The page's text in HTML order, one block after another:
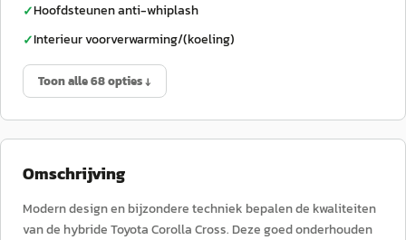
✓Hoofdsteunen anti-whiplash
✓Interieur voorverwarming/(koeling)
Toon alle 68 opties ↓
Omschrijving
Modern design en bijzondere techniek bepalen de kwaliteiten
van de hybride Toyota Corolla Cross. Deze goed onderhouden